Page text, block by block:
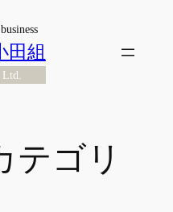
田組
Ltd.
テゴリ